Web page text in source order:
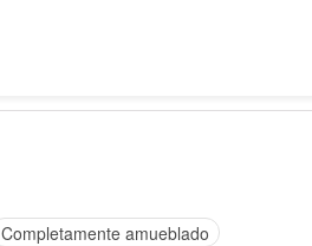
Completamente amueblado